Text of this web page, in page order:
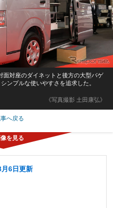
《写真撮影 土田康弘》
面対座のダイネットと後方の大型バゲ
ンプルな使いやすさを追求した。
へ戻る
6日更新